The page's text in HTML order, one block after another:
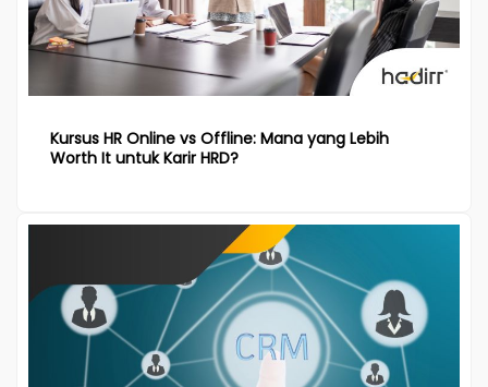
Kursus HR Online vs Offline: Mana yang Lebih
Worth It untuk Karir HRD?